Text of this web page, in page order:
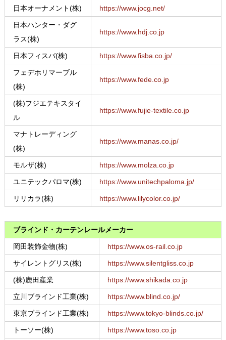
日本オーナメント(株) https://www.jocg.net/
日本ハンター・ダグ
ラス(株)
https://www.hdj.co.jp
日本フィスバ(株) https://www.fisba.co.jp/
フェデホリマーブル
(株)
https://www.fede.co.jp
(株)フジエテキスタイ
ル
https://www.fujie-textile.co.jp
マナトレーディング
(株)
https://www.manas.co.jp/
モルザ(株) https://www.molza.co.jp
ユニテックパロマ(株) https://www.unitechpaloma.jp/
リリカラ(株) https://www.lilycolor.co.jp/
ブラインド・カーテンレールメーカー
岡田装飾金物(株) https://www.os-rail.co.jp
サイレントグリス(株) https://www.silentgliss.co.jp
(株)鹿田産業 https://www.shikada.co.jp
立川ブラインド工業(株) https://www.blind.co.jp/
東京ブラインド工業(株) https://www.tokyo-blinds.co.jp/
トーソー(株) https://www.toso.co.jp